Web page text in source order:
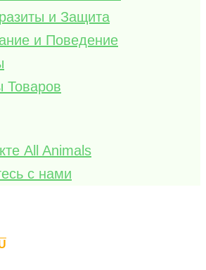
и Защита
и Поведение
Товаров
All Animals
с нами